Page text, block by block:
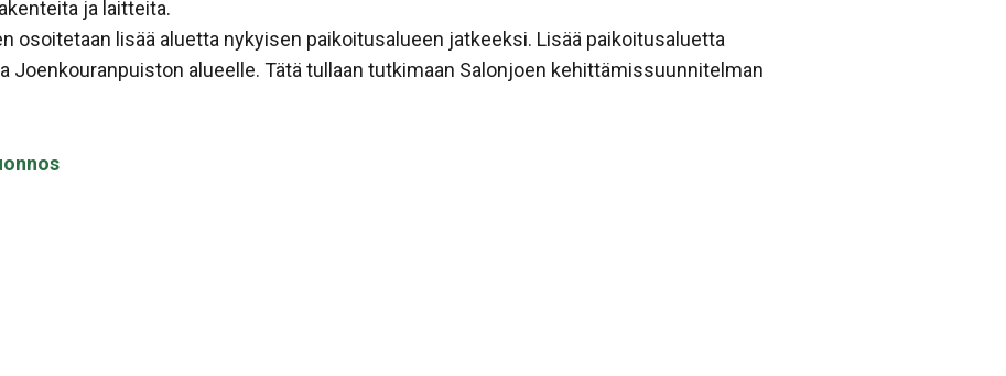
ja laitteita.
osoitetaan lisää aluetta nykyisen paikoitusalueen jatkeeksi. Lisää paikoitusaluetta
Joenkouranpuiston alueelle. Tätä tullaan tutkimaan Salonjoen kehittämissuunnitelman